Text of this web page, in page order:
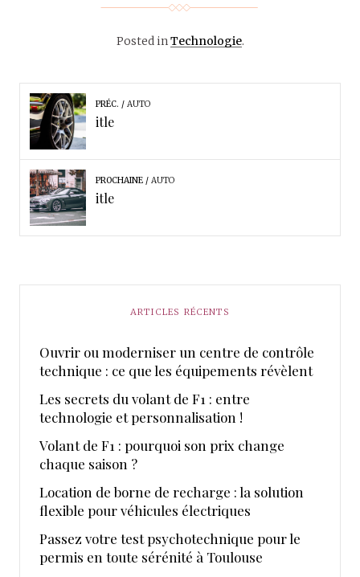
Posted inTechnologie.
PRÉC. AUTO
itle
PROCHAINE AUTO
itle
ARTICLES RÉCENTS
Ouvrir ou moderniser un centre de contrôle
technique : ce que les équipements révèlent
Les secrets du volant de F1 : entre
technologie et personnalisation !
Volant de F1 : pourquoi son prix change
chaque saison ?
Location de borne de recharge : la solution
flexible pour véhicules électriques
Passez votre test psychotechnique pour le
permis en toute sérénité à Toulouse